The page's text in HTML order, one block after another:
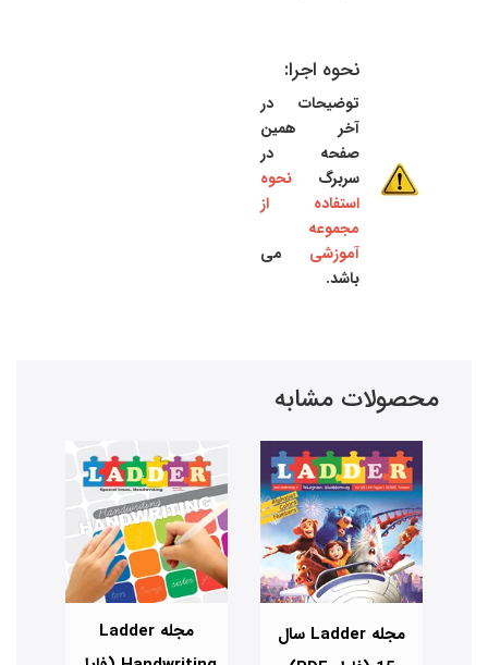
نحوه اجرا:
توضیحات در
آخر همین
صفحه در
سربرگ نحوه
استفاده از
مجموعه
آموزشی می
باشد.
محصولات مشابه
مجله Ladder سال
مجله Ladder